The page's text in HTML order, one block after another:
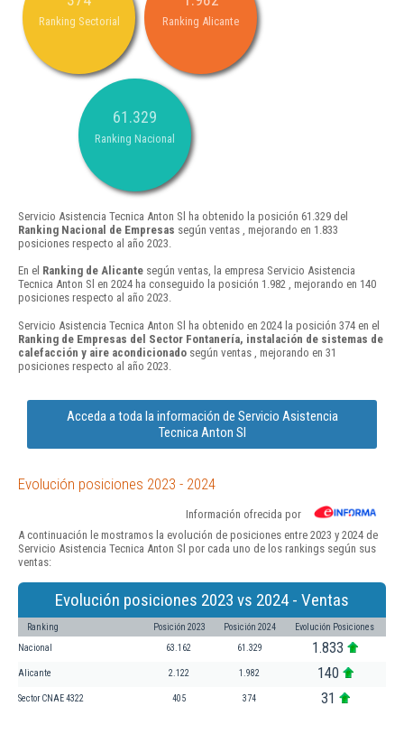
Ranking Sectorial Ranking Alicante
61.329
Ranking Nacional
Servicio Asistencia Tecnica Anton Sl ha obtenido la posición 61.329 del
Ranking Nacional de Empresas según ventas , mejorando en 1.833
posiciones respecto al año 2023.
En el Ranking de Alicante según ventas, la empresa Servicio Asistencia
Tecnica Anton Sl en 2024 ha conseguido la posición 1.982 , mejorando en 140
posiciones respecto al año 2023.
Servicio Asistencia Tecnica Anton Sl ha obtenido en 2024 la posición 374 en el
Ranking de Empresas del Sector Fontanería, instalación de sistemas de
calefacción y aire acondicionado según ventas , mejorando en 31
posiciones respecto al año 2023.
Acceda a toda la información de Servicio Asistencia
Tecnica Anton Sl
Evolución posiciones 2023 - 2024
Información ofrecida por
A continuación le mostramos la evolución de posiciones entre 2023 y 2024 de
Servicio Asistencia Tecnica Anton Sl por cada uno de los rankings según sus
ventas:
Evolución posiciones 2023 vs 2024 - Ventas
Ranking Posición 2023 Posición 2024 Evolución Posiciones
Nacional 63.162 61.329 1.833
Alicante 2.122 1.982 140
Sector CNAE 4322 405 374 31